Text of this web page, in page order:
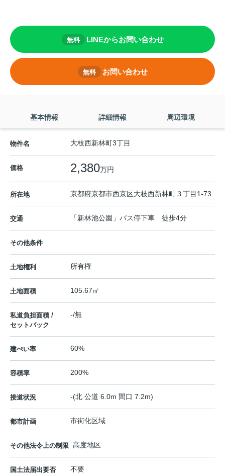
無料 LINEからお問い合わせ
無料 お問い合わせ
基本情報 詳細情報 周辺環境
物件名 大枝西新林町3丁目
価格 2,380万円
所在地 京都府京都市西京区大枝西新林町３丁目 1-73
交通 「新林池公園」バス停下車 徒歩4分
その他条件
土地権利 所有権
土地面積 105.67㎡
私道負担面積 /
セットバック
-/無
建ぺい率 60%
容積率 200%
接道状況 -(北 公道 6.0m 間口 7.2m)
都市計画 市街化区域
その他法令上の制限 高度地区
国土法届出要否 不要